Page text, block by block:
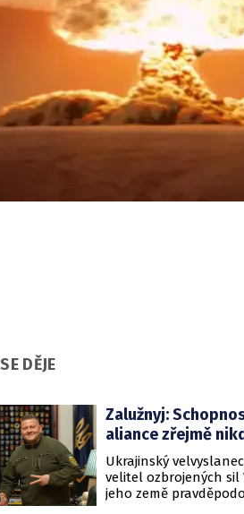
DĚJE
Zalužnyj:
aliance zřejmě
Ukrajinský
velitel ozbrojených sil
jeho země